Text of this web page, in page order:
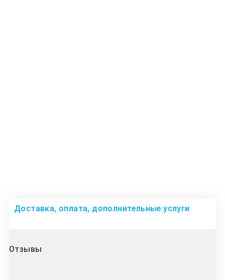
Доставка, оплата, дополнительные услуги
Отзывы